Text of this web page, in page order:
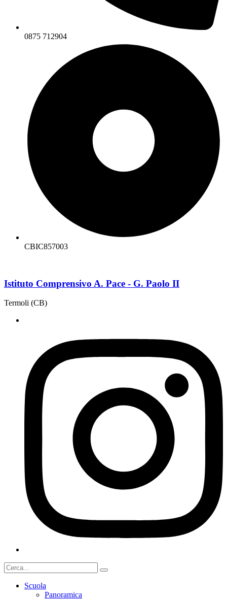
0875 712904
CBIC857003
Istituto Comprensivo A. Pace - G. Paolo II
Termoli (CB)
Scuola
Panoramica